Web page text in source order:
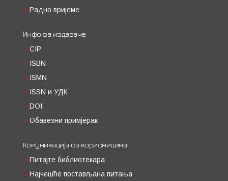
Радно вријеме
Инфо за издаваче
CIP
ISBN
ISMN
ISSN и УДК
DOI
Обавезни примјерак
Комуникација са корисницима
Питајте библиотекара
Најчешће постављана питања